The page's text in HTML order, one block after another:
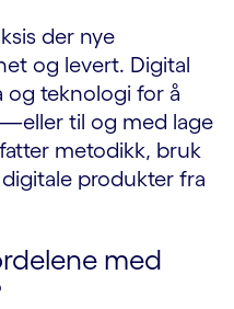
der nye
og levert. Digital
og teknologi for å
til og med lage
metodikk, bruk
produkter fra
med